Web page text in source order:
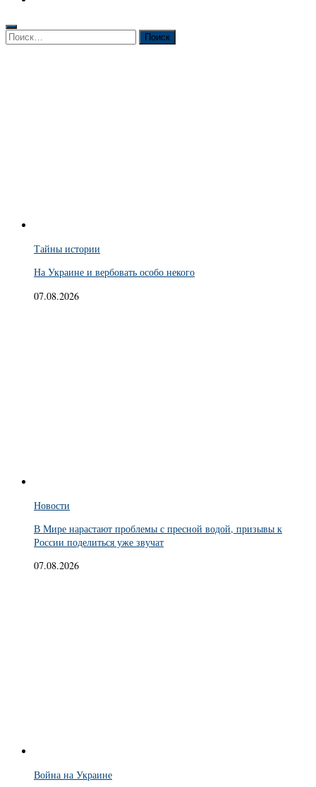
Найти:
Тайны истории
На Украине и вербовать особо некого
07.08.2026
Новости
В Мире нарастают проблемы с пресной водой, призывы к
России поделиться уже звучат
07.08.2026
Война на Украине